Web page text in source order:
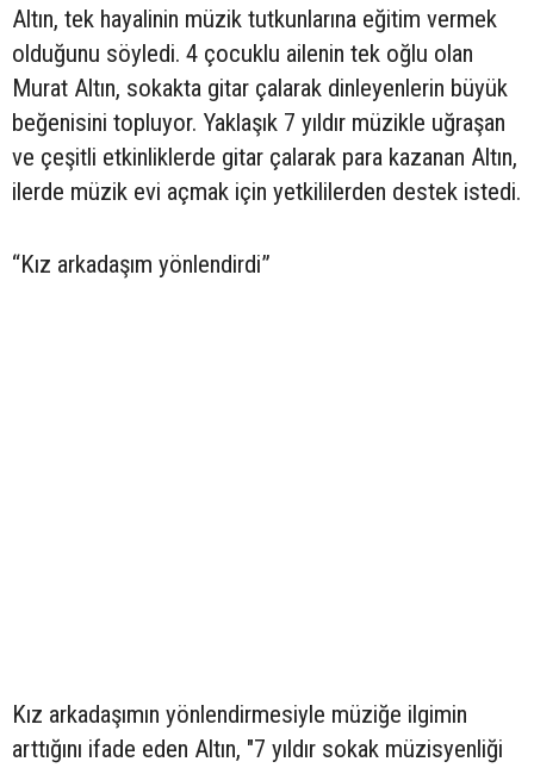
Altın, tek hayalinin müzik tutkunlarına eğitim vermek
olduğunu söyledi. 4 çocuklu ailenin tek oğlu olan
Murat Altın, sokakta gitar çalarak dinleyenlerin büyük
beğenisini topluyor. Yaklaşık 7 yıldır müzikle uğraşan
ve çeşitli etkinliklerde gitar çalarak para kazanan Altın,
ilerde müzik evi açmak için yetkililerden destek istedi.
“Kız arkadaşım yönlendirdi”
Kız arkadaşımın yönlendirmesiyle müziğe ilgimin
arttığını ifade eden Altın, "7 yıldır sokak müzisyenliği